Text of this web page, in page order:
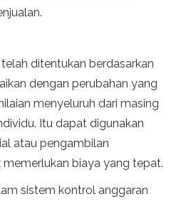
ditentukan berdasarkan
dengan perubahan yang
menyeluruh dari masing
Itu dapat digunakan
atau pengambilan
biaya yang tepat.
sistem kontrol anggaran